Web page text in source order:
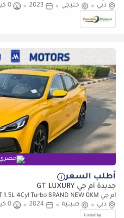
دبي
خليجي 2023
0 كيلومتر
حصري
أطلب السعر
جديدة أم جي GT LUXURY
أم جي GT LUXURY 2024 MG GT 1.5L 4Cyl Turbo BRAND NEW 0KM
دبي
صينية 2024
0 كيلومتر